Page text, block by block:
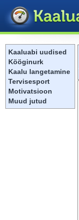
Kaaluabi uudised
Kööginurk
Kaalu langetamine
Tervisesport
Motivatsioon
Muud jutud